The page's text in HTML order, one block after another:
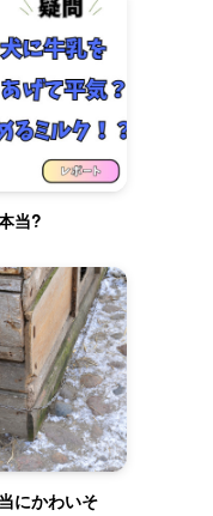
当?
にかわいそ